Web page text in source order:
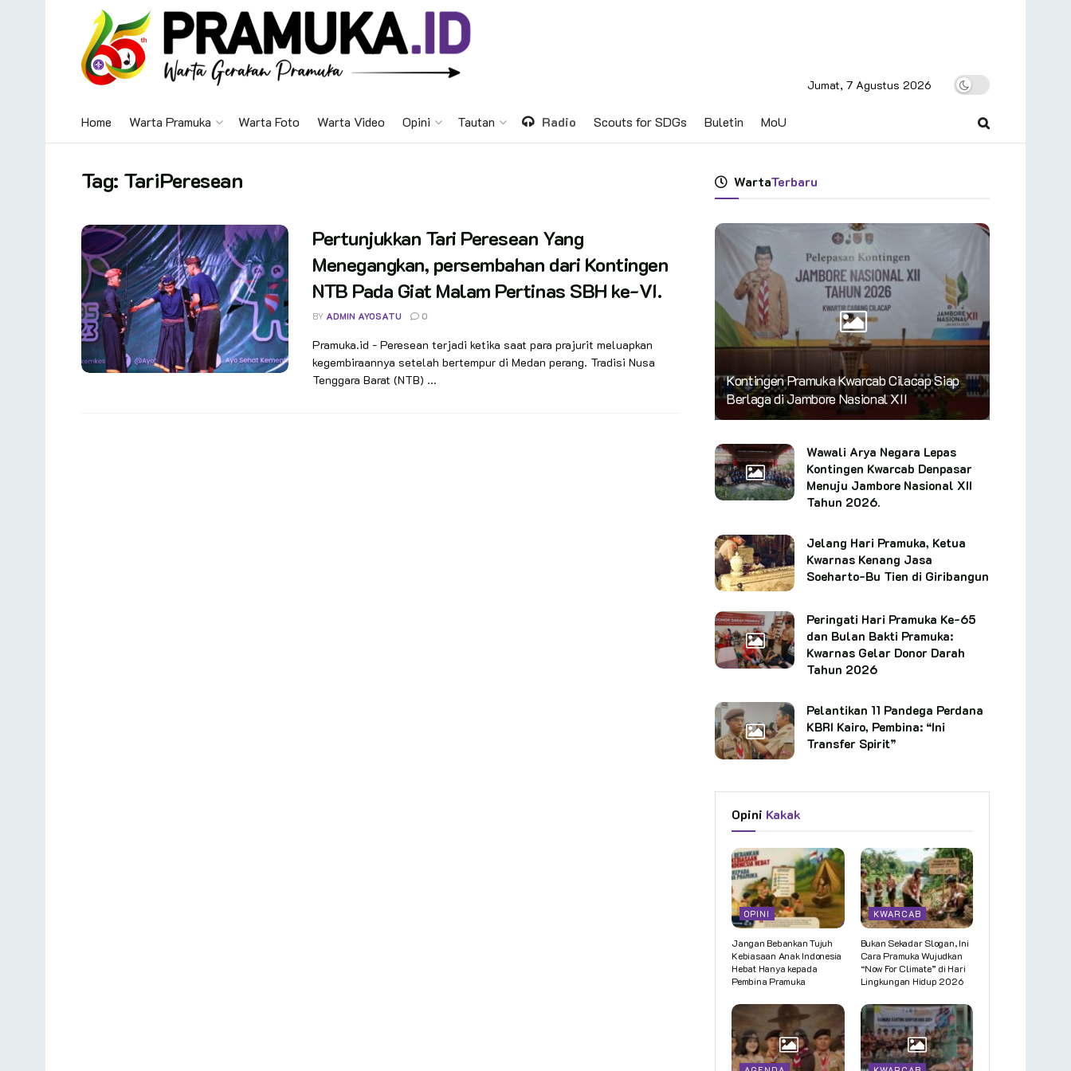
Jumat, 7 Agustus 2026
Home Warta Pramuka Warta Foto Warta Video Opini Tautan Radio Scouts for SDGs Buletin MoU
Tag: TariPeresean
Pertunjukkan Tari Peresean Yang
Menegangkan, persembahan dari Kontingen
NTB Pada Giat Malam Pertinas SBH ke-VI.
BY ADMIN AYOSATU 0
Pramuka.id - Peresean terjadi ketika saat para prajurit meluapkan
kegembiraannya setelah bertempur di Medan perang. Tradisi Nusa
Tenggara Barat (NTB) ...
WartaTerbaru
Kontingen Pramuka Kwarcab Cilacap Siap
Berlaga di Jambore Nasional XII
Wawali Arya Negara Lepas
Kontingen Kwarcab Denpasar
Menuju Jambore Nasional XII
Tahun 2026.
Jelang Hari Pramuka, Ketua
Kwarnas Kenang Jasa
Soeharto-Bu Tien di Giribangun
Peringati Hari Pramuka Ke-65
dan Bulan Bakti Pramuka:
Kwarnas Gelar Donor Darah
Tahun 2026
Pelantikan 11 Pandega Perdana
KBRI Kairo, Pembina: “Ini
Transfer Spirit”
Opini Kakak
OPINI
Jangan Bebankan Tujuh
Kebiasaan Anak Indonesia
Hebat Hanya kepada
Pembina Pramuka
KWARCAB
Bukan Sekadar Slogan, Ini
Cara Pramuka Wujudkan
“Now For Climate” di Hari
Lingkungan Hidup 2026